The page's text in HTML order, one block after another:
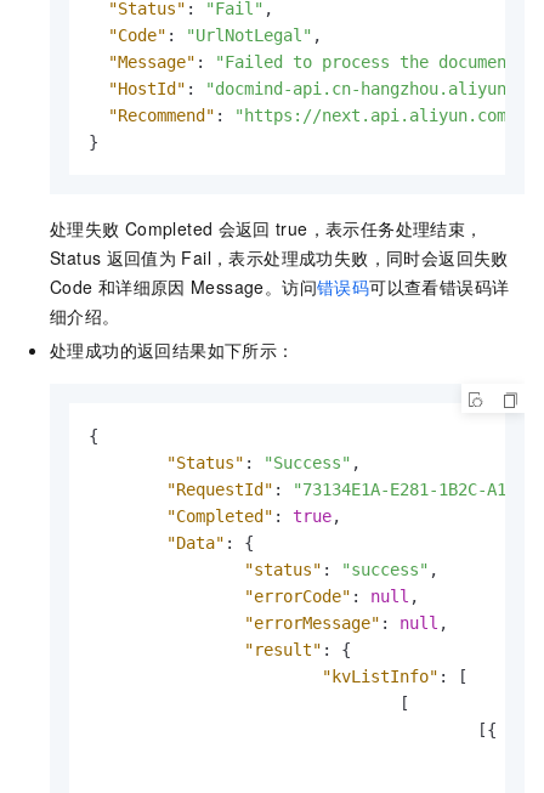
"Status" : "Fail" ,
"Code" : "UrlNotLegal" ,
"Message" :
"Failed to process the
"HostId" :
"docmind-api.cn-
"Recommend" :
"https://next.api.aliyun.com/
}
处理失败 Completed 会返回 true，表示任务处理结束，
Status 返回值为 Fail，表示处理成功失败，同时会返回失败
Code 和详细原因 Message。访问错误码可以查看错误码详
细介绍。
处理成功的返回结果如下所示：
{
"Status" : "Success" ,
"RequestId" :
"73134E1A-E281-1B2C-A105-
"Completed" : true,
"Data" :
{
"status" : "success" ,
"errorCode" : null ,
"errorMessage" : null ,
"result" :
{
"kvListInfo" :
[
[
[{